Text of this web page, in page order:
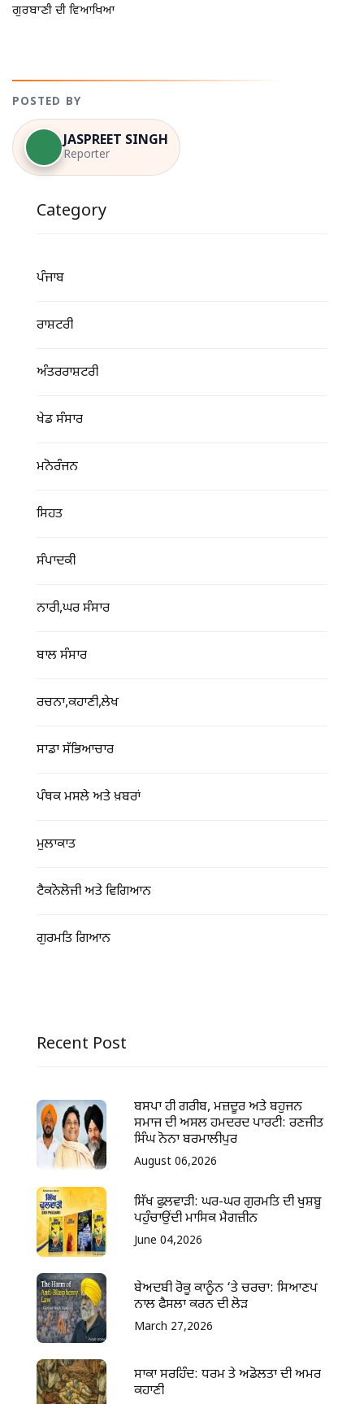
ਗੁਰਬਾਣੀ ਦੀ ਵਿਆਖਿਆ
POSTED BY
JASPREET SINGH
Reporter
Category
ਪੰਜਾਬ
ਰਾਸ਼ਟਰੀ
ਅੰਤਰਰਾਸ਼ਟਰੀ
ਖੇਡ ਸੰਸਾਰ
ਮਨੋਰੰਜਨ
ਸਿਹਤ
ਸੰਪਾਦਕੀ
ਨਾਰੀ,ਘਰ ਸੰਸਾਰ
ਬਾਲ ਸੰਸਾਰ
ਰਚਨਾ,ਕਹਾਣੀ,ਲੇਖ
ਸਾਡਾ ਸੱਭਿਆਚਾਰ
ਪੰਥਕ ਮਸਲੇ ਅਤੇ ਖ਼ਬਰਾਂ
ਮੁਲਾਕਾਤ
ਟੈਕਨੋਲੋਜੀ ਅਤੇ ਵਿਗਿਆਨ
ਗੁਰਮਤਿ ਗਿਆਨ
Recent Post
ਬਸਪਾ ਹੀ ਗਰੀਬ, ਮਜ਼ਦੂਰ ਅਤੇ ਬਹੁਜਨ
ਸਮਾਜ ਦੀ ਅਸਲ ਹਮਦਰਦ ਪਾਰਟੀ: ਰਣਜੀਤ
ਸਿੰਘ ਨੋਨਾ ਬਰਮਾਲੀਪੁਰ
August 06,2026
ਸਿੱਖ ਫੁਲਵਾੜੀ: ਘਰ-ਘਰ ਗੁਰਮਤਿ ਦੀ ਖੁਸ਼ਬੂ
ਪਹੁੰਚਾਉਂਦੀ ਮਾਸਿਕ ਮੈਗਜ਼ੀਨ
June 04,2026
ਬੇਅਦਬੀ ਰੋਕੂ ਕਾਨੂੰਨ ‘ਤੇ ਚਰਚਾ: ਸਿਆਣਪ
ਨਾਲ ਫੈਸਲਾ ਕਰਨ ਦੀ ਲੋੜ
March 27,2026
ਸਾਕਾ ਸਰਹਿੰਦ: ਧਰਮ ਤੇ ਅਡੋਲਤਾ ਦੀ ਅਮਰ
ਕਹਾਣੀ